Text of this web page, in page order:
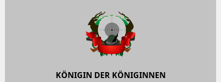
KÖNIGIN DER KÖNIGINNEN